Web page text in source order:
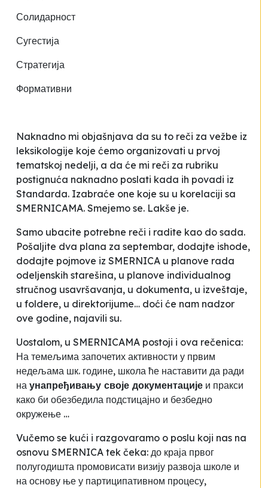
Солидарност
Сугестија
Стратегија
Формативни
Naknadno mi objašnjava da su to reči za vežbe iz
leksikologije koje ćemo organizovati u prvoj
tematskoj nedelji, a da će mi reči za rubriku
postignuća naknadno poslati kada ih povadi iz
Standarda. Izabraće one koje su u korelaciji sa
SMERNICAMA. Smejemo se. Lakše je.
Samo ubacite potrebne reči i radite kao do sada.
Pošaljite dva plana za septembar, dodajte ishode,
dodajte pojmove iz SMERNICA u planove rada
odeljenskih starešina, u planove individualnog
stručnog usavršavanja, u dokumenta, u izveštaje,
u foldere, u direktorijume… doći će nam nadzor
ove godine, najavili su.
Uostalom, u SMERNICAMA postoji i ova rečenica:
На темељима започетих активности у првим
недељама шк. године, школа ће наставити да ради
на унапређивању своје документације и пракси
како би обезбедила подстицајно и безбедно
окружење …
Vučemo se kući i razgovaramo o poslu koji nas na
osnovu SMERNICA tek čeka: до краја првог
полугодишта промовисати визију развоја школе и
на основу ње у партиципативном процесу,